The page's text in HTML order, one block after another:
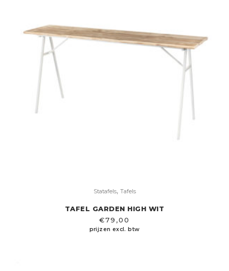
Statafels, Tafels
TAFEL GARDEN HIGH WIT
€79,00
prijzen excl. btw